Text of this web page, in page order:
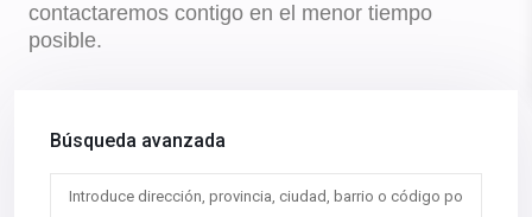
contactaremos contigo en el menor tiempo
posible.
Búsqueda avanzada